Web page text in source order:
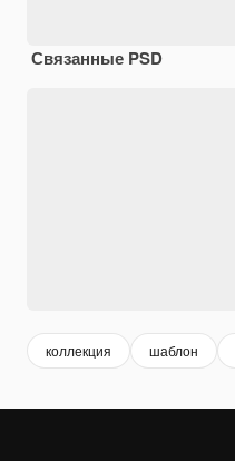
Связанные PSD
коллекция шаблон